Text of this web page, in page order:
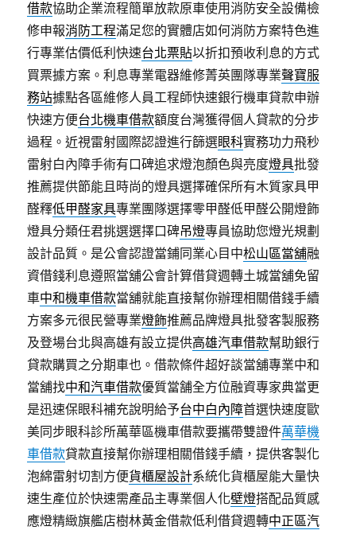
借款協助企業流程簡單放款原車使用消防安全設備檢
修申報消防工程滿足您的實體店如何消防方案特色進
行專業估價低利快速台北票貼以折扣預收利息的方式
買票據方案。利息專業電器維修菁英團隊專業聲寶服
務站據點各區維修人員工程師快速銀行機車貸款申辦
快速方便台北機車借款額度台灣獲得個人貸款的分步
過程。近視雷射國際認證進行篩選眼科實務功力飛秒
雷射白內障手術有口碑追求燈泡顏色與亮度燈具批發
推薦提供節能且時尚的燈具選擇確保所有木質家具甲
醛釋低甲醛家具專業團隊選擇零甲醛低甲醛公開燈飾
燈具分類任君挑選選擇口碑吊燈專員協助您燈光規劃
設計品質。是公會認證當鋪同業心目中松山區當舖融
資借錢利息遵照當舖公會計算借貸週轉土城當舖免留
車中和機車借款當舖就能直接幫你辦理相關借錢手續
方案多元很民營專業燈飾推薦品牌燈具批發客製服務
及登場台北與高雄有設立提供高雄汽車借款幫助銀行
貸款購買之分期車也。借款條件超好談當舖專業中和
當舖找中和汽車借款優質當舗全方位融資專家典當更
是迅速保眼科補充說明給予台中白內障首選快速度歐
美同步眼科診所萬華區機車借款要攜帶雙證件萬華機
車借款貸款直接幫你辦理相關借錢手續，提供客製化
泡綿雷射切割方便貨櫃屋設計系統化貨櫃屋能大量快
速生產位於快速需產品主專業個人化壁燈搭配品質感
應燈精緻旗艦店樹林黃金借款低利借貸週轉中正區汽